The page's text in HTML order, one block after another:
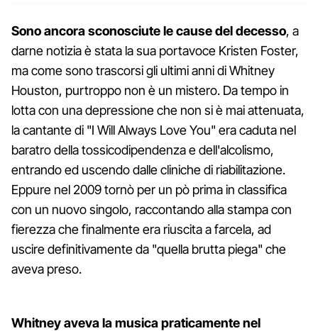
Sono ancora sconosciute le cause del decesso, a
darne notizia è stata la sua portavoce Kristen Foster,
ma come sono trascorsi gli ultimi anni di Whitney
Houston, purtroppo non è un mistero. Da tempo in
lotta con una depressione che non si è mai attenuata,
la cantante di "I Will Always Love You" era caduta nel
baratro della tossicodipendenza e dell'alcolismo,
entrando ed uscendo dalle cliniche di riabilitazione.
Eppure nel 2009 tornò per un pò prima in classifica
con un nuovo singolo, raccontando alla stampa con
fierezza che finalmente era riuscita a farcela, ad
uscire definitivamente da "quella brutta piega" che
aveva preso.
Whitney aveva la musica praticamente nel